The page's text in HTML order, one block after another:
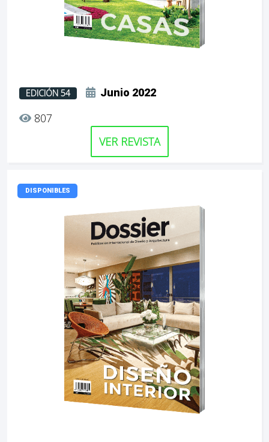
EDICIÓN 54 Junio 2022
807
VER REVISTA
DISPONIBLES